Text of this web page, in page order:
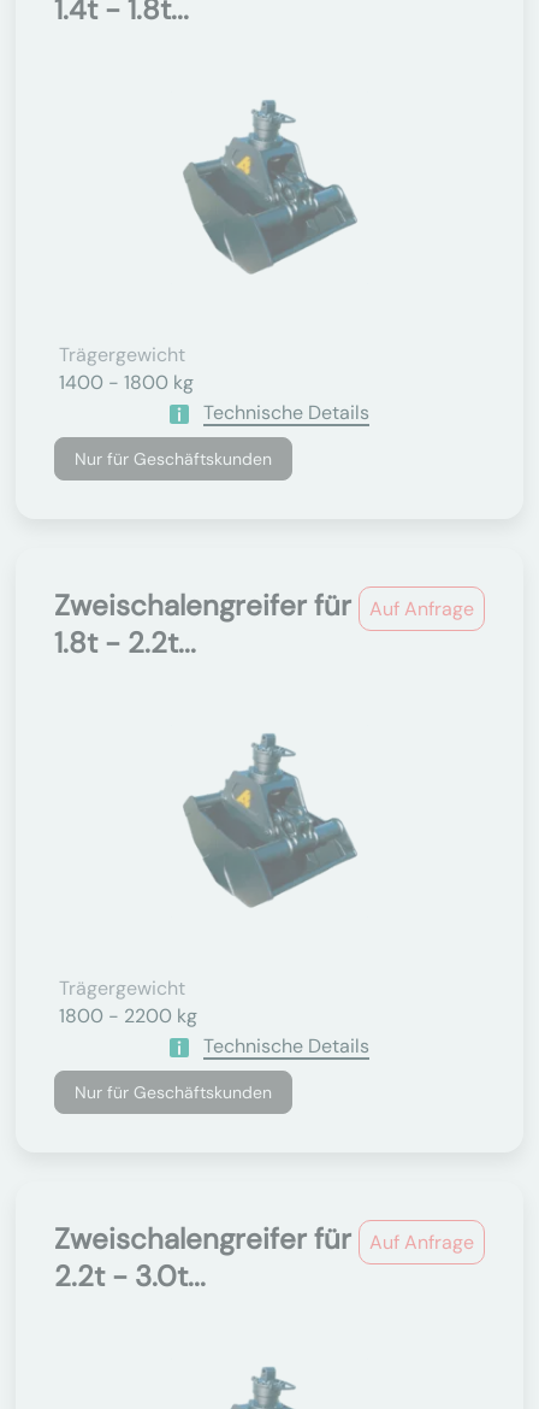
1.4t - 1.8t...
Trägergewicht
1400 - 1800 kg
Technische Details
Nur für Geschäftskunden
Auf Anfrage
Zweischalengreifer für
1.8t - 2.2t...
Trägergewicht
1800 - 2200 kg
Technische Details
Nur für Geschäftskunden
Auf Anfrage
Zweischalengreifer für
2.2t - 3.0t...